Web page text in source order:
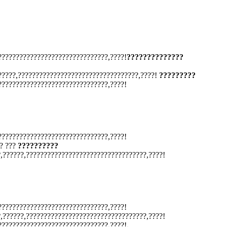
??????????????
?????????
??? ??????????